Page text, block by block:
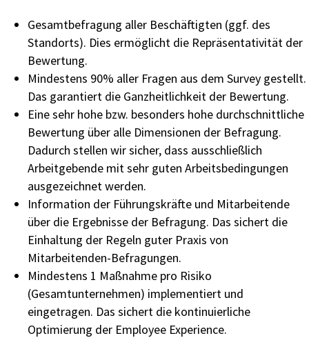
Gesamtbefragung aller Beschäftigten (ggf. des
Standorts)​. Dies ermöglicht die Repräsentativität der
Bewertung.​
Mindestens 90% aller Fragen aus dem Survey gestellt.
Das garantiert die Ganzheitlichkeit der Bewertung.
Eine sehr hohe bzw. besonders hohe durchschnittliche
Bewertung über alle Dimensionen der Befragung.
Dadurch stellen wir sicher, dass ausschließlich
Arbeitgebende mit sehr guten Arbeitsbedingungen
ausgezeichnet werden.
Information der Führungskräfte und Mitarbeitende
über die Ergebnisse der Befragung. Das sichert die
Einhaltung der Regeln guter Praxis von
Mitarbeitenden-Befragungen.
Mindestens 1 Maßnahme pro Risiko
(Gesamtunternehmen) implementiert und
eingetragen. Das sichert die kontinuierliche
Optimierung der Employee Experience.